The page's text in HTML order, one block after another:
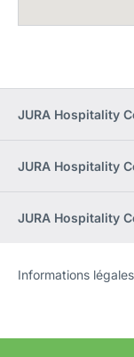
JURA Hospitality
JURA Hospitality
JURA Hospitality
Site
[Website
Informations légales